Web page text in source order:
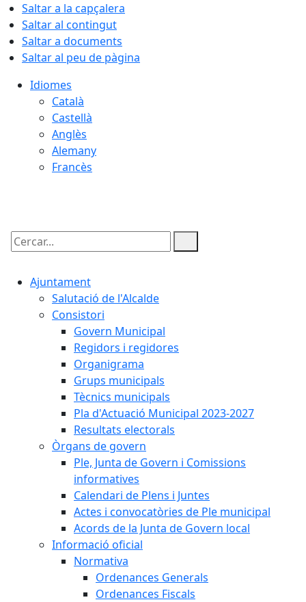
Saltar a la capçalera
Saltar al contingut
Saltar a documents
Saltar al peu de pàgina
Idiomes
Català
Castellà
Anglès
Alemany
Francès
Cercar:
Ajuntament
Salutació de l'Alcalde
Consistori
Govern Municipal
Regidors i regidores
Organigrama
Grups municipals
Tècnics municipals
Pla d'Actuació Municipal 2023-2027
Resultats electorals
Òrgans de govern
Ple, Junta de Govern i Comissions
informatives
Calendari de Plens i Juntes
Actes i convocatòries de Ple municipal
Acords de la Junta de Govern local
Informació oficial
Normativa
Ordenances Generals
Ordenances Fiscals